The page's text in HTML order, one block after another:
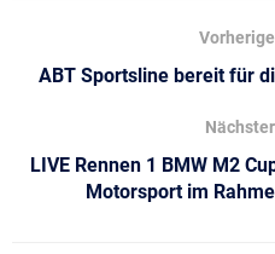
ABT Sportsline bereit für
LIVE Rennen 1 BMW M2
Motorsport im